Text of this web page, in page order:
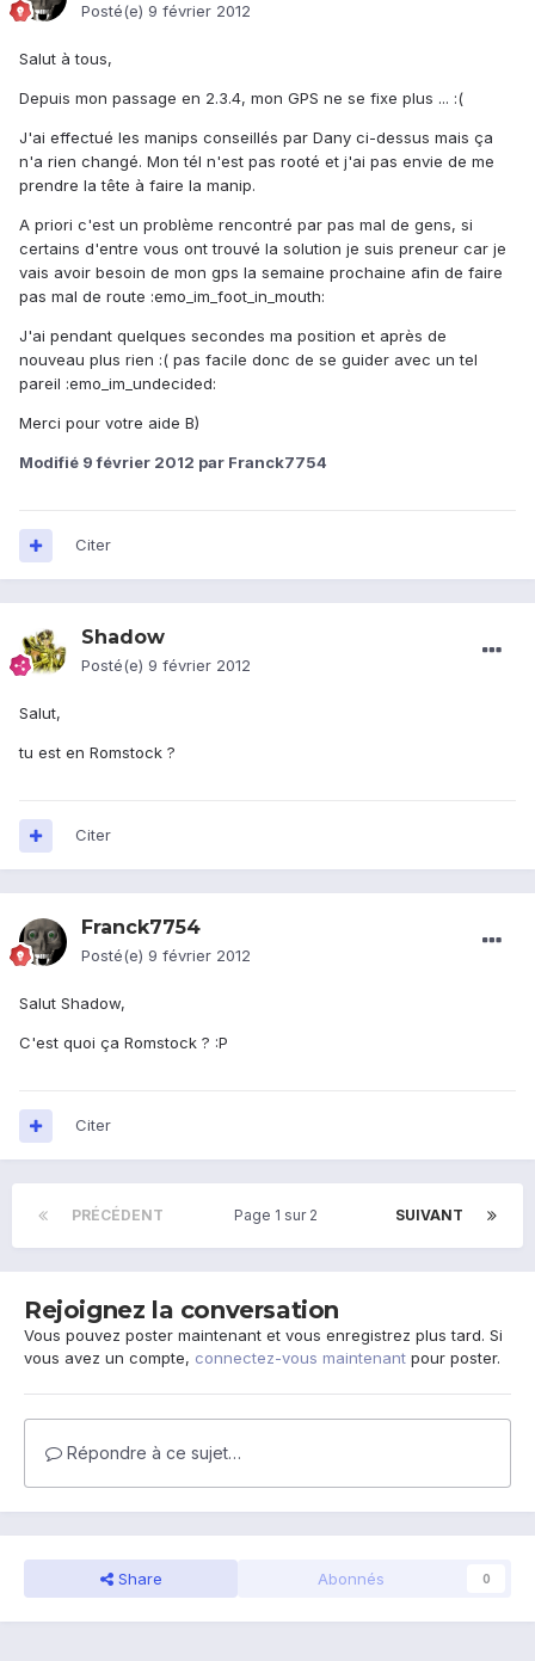
Posté(e) 9 février 2012
Salut à tous,
Depuis mon passage en 2.3.4, mon GPS ne se fixe plus ... :(
J'ai effectué les manips conseillés par Dany ci-dessus mais ça
n'a rien changé. Mon tél n'est pas rooté et j'ai pas envie de me
prendre la tête à faire la manip.
A priori c'est un problème rencontré par pas mal de gens, si
certains d'entre vous ont trouvé la solution je suis preneur car je
vais avoir besoin de mon gps la semaine prochaine afin de faire
pas mal de route :emo_im_foot_in_mouth:
J'ai pendant quelques secondes ma position et après de
nouveau plus rien :( pas facile donc de se guider avec un tel
pareil :emo_im_undecided:
Merci pour votre aide B)
Modifié 9 février 2012 par Franck7754
Citer
Shadow
Posté(e) 9 février 2012
Salut,
tu est en Romstock ?
Citer
Franck7754
Posté(e) 9 février 2012
Salut Shadow,
C'est quoi ça Romstock ? :P
Citer
PRÉCÉDENT SUIVANT
Page 1 sur 2
Rejoignez la conversation
Vous pouvez poster maintenant et vous enregistrez plus tard. Si
vous avez un compte, connectez-vous maintenant pour poster.
Répondre à ce sujet…
Share Abonnés 0